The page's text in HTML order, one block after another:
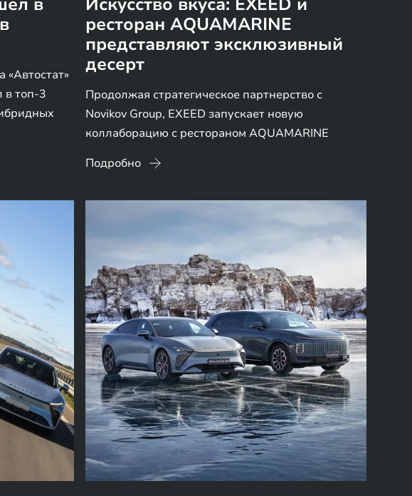
«Автостат»
в топ-3
ресторан AQUAMARINE
представляют эксклюзивный
десерт
Продолжая стратегическое партнерство с
Novikov Group, EXEED запускает новую
коллаборацию с рестораном AQUAMARINE
Подробно